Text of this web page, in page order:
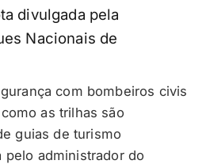
divulgada pela
Nacionais de
com bombeiros civis
as trilhas são
guias de turismo
pelo administrador do